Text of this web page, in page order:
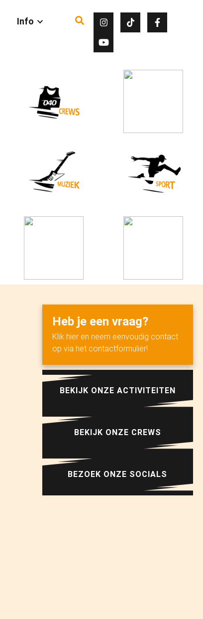
Info
Heb je een vraag?
Klik hier en neem eenvoudig contact
op via het contactformulier!
BEKIJK ONZE ACTIVITEITEN
BEKIJK ONZE CREWS
BEZOEK ONZE SOCIALS